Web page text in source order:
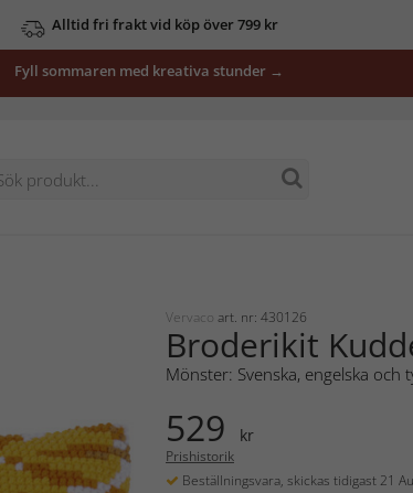
Alltid fri frakt vid köp över 799 kr
Fyll sommaren med kreativa stunder →
Vervaco art. nr: 430126
Broderikit
Mönster: Svenska, engelska och
529 kr
Prishistorik
Beställningsvara, skickas tidigast 21